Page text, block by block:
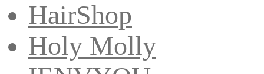
HairShop
Holy Molly